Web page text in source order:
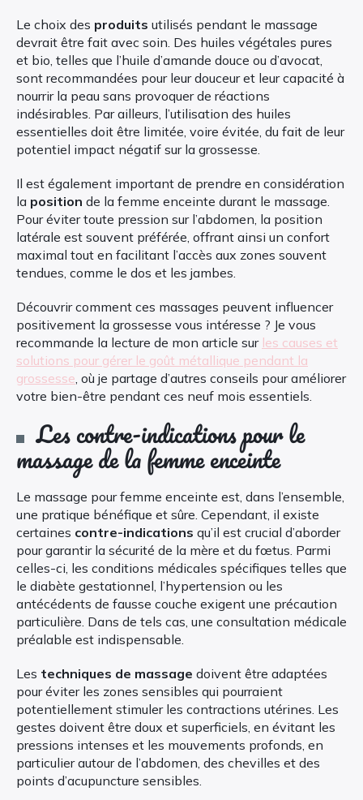
Le choix des produits utilisés pendant le massage
devrait être fait avec soin. Des huiles végétales pures
et bio, telles que l’huile d’amande douce ou d’avocat,
sont recommandées pour leur douceur et leur capacité à
nourrir la peau sans provoquer de réactions
indésirables. Par ailleurs, l’utilisation des huiles
essentielles doit être limitée, voire évitée, du fait de leur
potentiel impact négatif sur la grossesse.
Il est également important de prendre en considération
la position de la femme enceinte durant le massage.
Pour éviter toute pression sur l’abdomen, la position
latérale est souvent préférée, offrant ainsi un confort
maximal tout en facilitant l’accès aux zones souvent
tendues, comme le dos et les jambes.
Découvrir comment ces massages peuvent influencer
positivement la grossesse vous intéresse ? Je vous
recommande la lecture de mon article sur les causes et
solutions pour gérer le goût métallique pendant la
grossesse, où je partage d’autres conseils pour améliorer
votre bien-être pendant ces neuf mois essentiels.
Les contre-indications pour le
massage de la femme enceinte
Le massage pour femme enceinte est, dans l’ensemble,
une pratique bénéfique et sûre. Cependant, il existe
certaines contre-indications qu’il est crucial d’aborder
pour garantir la sécurité de la mère et du fœtus. Parmi
celles-ci, les conditions médicales spécifiques telles que
le diabète gestationnel, l’hypertension ou les
antécédents de fausse couche exigent une précaution
particulière. Dans de tels cas, une consultation médicale
préalable est indispensable.
Les techniques de massage doivent être adaptées
pour éviter les zones sensibles qui pourraient
potentiellement stimuler les contractions utérines. Les
gestes doivent être doux et superficiels, en évitant les
pressions intenses et les mouvements profonds, en
particulier autour de l’abdomen, des chevilles et des
points d’acupuncture sensibles.